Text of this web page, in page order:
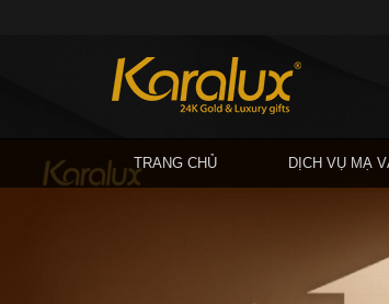
TRANG CHỦ DỊCH VỤ MẠ